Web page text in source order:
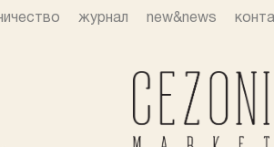
журнал new&news